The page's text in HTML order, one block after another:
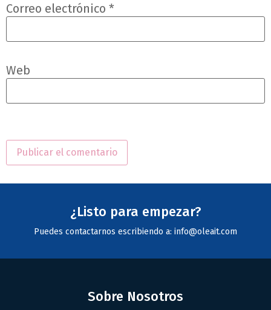
Correo electrónico *
Web
¿Listo para empezar?
Puedes contactarnos escribiendo a: info@oleait.com
Sobre Nosotros